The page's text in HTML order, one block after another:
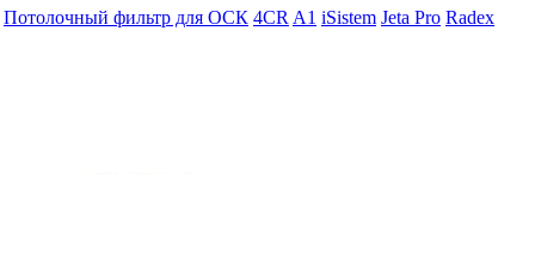
Потолочный фильтр для ОСК 4CR A1 iSistem Jeta Pro Radex